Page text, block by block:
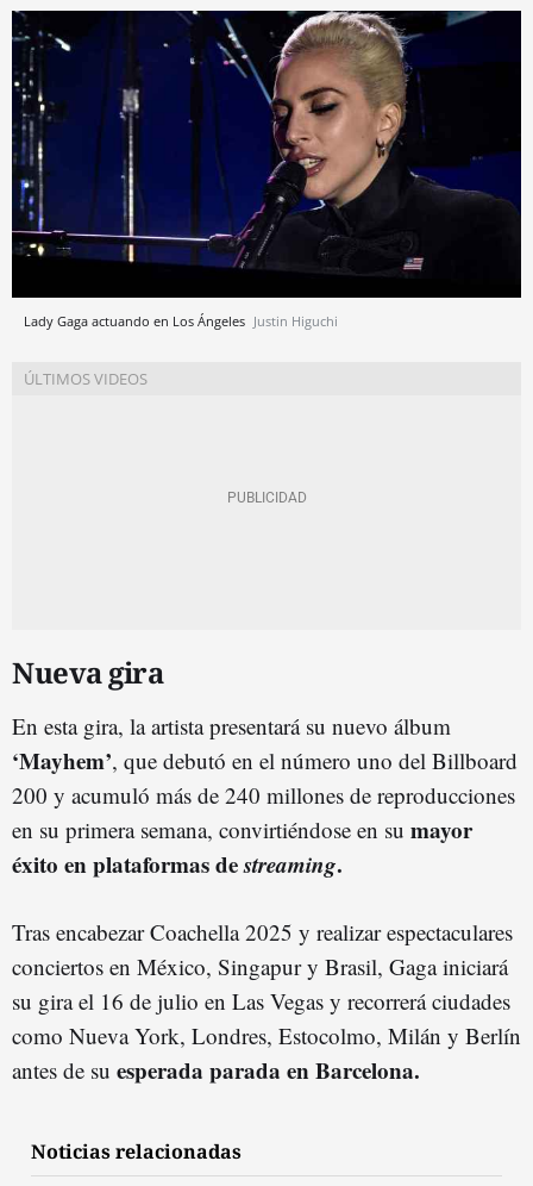
Lady Gaga actuando en Los Ángeles Justin Higuchi
Nueva gira
En esta gira, la artista presentará su nuevo álbum
‘Mayhem’, que debutó en el número uno del Billboard
200 y acumuló más de 240 millones de reproducciones
en su primera semana, convirtiéndose en su mayor
éxito en plataformas destreaming.
Tras encabezar Coachella 2025 y realizar espectaculares
conciertos en México, Singapur y Brasil, Gaga iniciará
su gira el 16 de julio en Las Vegas y recorrerá ciudades
como Nueva York, Londres, Estocolmo, Milán y Berlín
antes de su esperada parada en Barcelona.
Noticias relacionadas